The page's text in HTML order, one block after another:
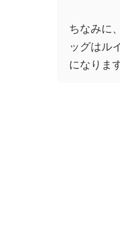
ちなみに
ッグはル
になりま